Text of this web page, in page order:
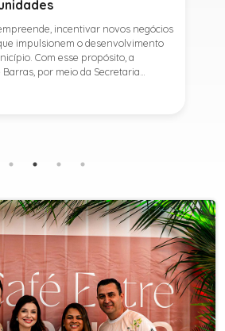
incentivar novos negócios
impulsionem o desenvolvimento
Com esse propósito, a
Barras, por meio da Secretaria
e Desenvolvimento Econômico,
terça-feira (11) a Rede de Negócios
e fundador da empresa Seu
estratégias para
fortalecer relacionamentos
as oportunidades de
Municipal de Turismo e
Edna Carvalho, a Rede de
mais uma iniciativa da gestão
para fortalecer o
e incentivar o crescimento das